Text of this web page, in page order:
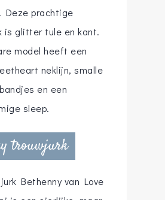
Deze prachtige
is glitter tule en kant.
model heeft een
neklijn, smalle
en een
sleep.
trouwjurk
Bethenny van Love